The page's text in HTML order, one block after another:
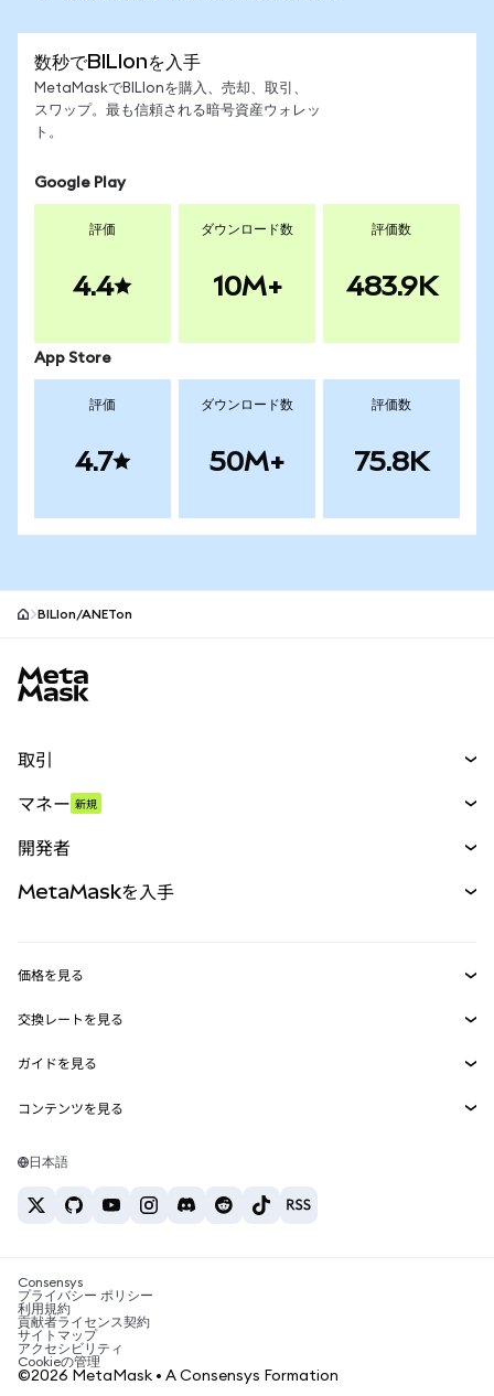
数秒でBILIonを入手
MetaMaskでBILIonを購入、売却、取引、
スワップ。最も信頼される暗号資産ウォレッ
ト。
Google Play
評価
4.4
ダウンロード数
10M+
評価数
483.9K
App Store
評価
4.7
ダウンロード数
50M+
評価数
75.8K
BILIon/ANETon
取引
パーペチュアル
RWA
マネー 新規
開発者
MetaMask Connect
Snaps
Web3サービス
MetaMaskを入手
セキュリティ
サポート
キャリア
お問い合わせ
価格を見る
イーサリアムの価格
Solanaの価格
Tetherの価格
交換レートを見る
ETH→USD
USDT→INR
BTC→INR
ETH→USDT
ガイドを見る
ETHの購入
USDTの購入
SHIBの購入
BNBの購入
コンテンツを見る
Solanaウォレット
税制関連ニュース
暗号資産の購入方法は？
ビットコインを売るには？
日本語
Consensys
プライバシー ポリシー
利用規約
貢献者ライセンス契約
サイトマップ
アクセシビリティ
Cookieの管理
©2026 MetaMask • A Consensys Formation